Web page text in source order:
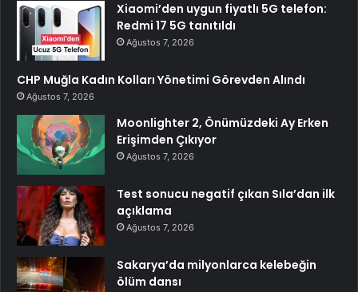
Xiaomi’den uygun fiyatlı 5G telefon:
Redmi 17 5G tanıtıldı
Ağustos 7, 2026
CHP Muğla Kadın Kolları Yönetimi Görevden Alındı
Ağustos 7, 2026
Moonlighter 2, Önümüzdeki Ay Erken
Erişimden Çıkıyor
Ağustos 7, 2026
Test sonucu negatif çıkan Sıla’dan ilk
açıklama
Ağustos 7, 2026
Sakarya’da milyonlarca kelebeğin
ölüm dansı